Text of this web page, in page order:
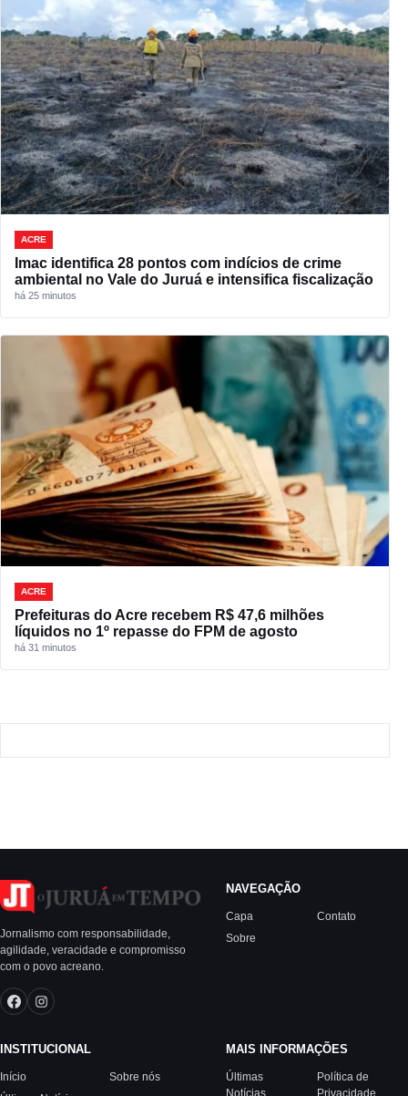
ACRE
Imac identifica 28 pontos com indícios de crime
ambiental no Vale do Juruá e intensifica fiscalização
há 25 minutos
ACRE
Prefeituras do Acre recebem R$ 47,6 milhões
líquidos no 1º repasse do FPM de agosto
há 31 minutos
Jornalismo com responsabilidade,
agilidade, veracidade e compromisso
com o povo acreano.
NAVEGAÇÃO
Capa
Sobre
Contato
INSTITUCIONAL
Início
Sobre nós
MAIS INFORMAÇÕES
Últimas
Notícias
Política de
Privacidade